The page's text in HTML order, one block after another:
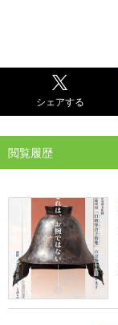
シェアする
閲覧履歴